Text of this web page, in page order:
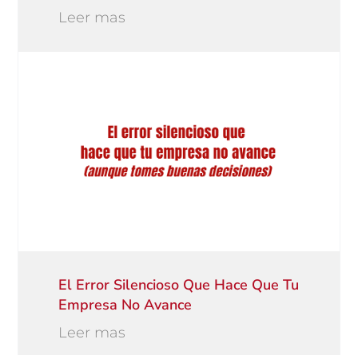
Leer mas
El Error Silencioso Que Hace Que Tu
Empresa No Avance
Leer mas